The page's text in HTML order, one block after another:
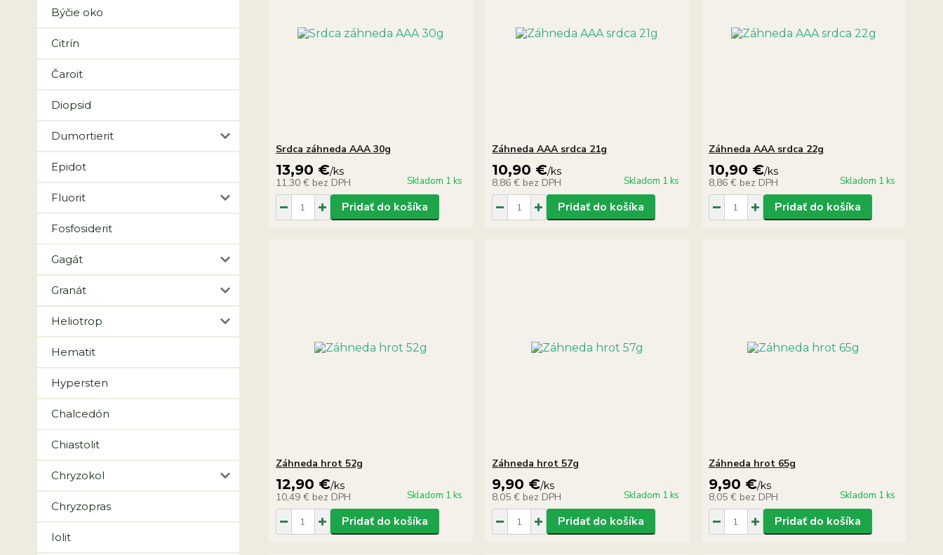
Býčie oko
Citrín
Čaroit
Diopsid
Dumortierit
Epidot
Fluorit
Fosfosiderit
Gagát
Granát
Heliotrop
Hematit
Hypersten
Chalcedón
Chiastolit
Chryzokol
Chryzopras
Iolit
Srdca záhneda AAA 30g
13,90 €/ks
11,30 € bez DPH Skladom 1 ks
Pridať do košíka
Záhneda AAA srdca 21g
10,90 €/ks
8,86 € bez DPH Skladom 1 ks
Pridať do košíka
Záhneda AAA srdca 22g
10,90 €/ks
8,86 € bez DPH Skladom 1 ks
Pridať do košíka
Záhneda hrot 52g
12,90 €/ks
10,49 € bez DPH Skladom 1 ks
Pridať do košíka
Záhneda hrot 57g
9,90 €/ks
8,05 € bez DPH Skladom 1 ks
Pridať do košíka
Záhneda hrot 65g
9,90 €/ks
8,05 € bez DPH Skladom 1 ks
Pridať do košíka